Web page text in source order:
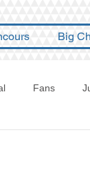
Big
Fans